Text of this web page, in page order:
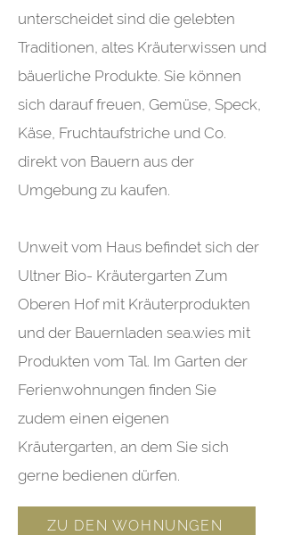
unterscheidet sind die gelebten
Traditionen, altes Kräuterwissen und
bäuerliche Produkte. Sie können
sich darauf freuen, Gemüse, Speck,
Käse, Fruchtaufstriche und Co.
direkt von Bauern aus der
Umgebung zu kaufen.
Unweit vom Haus befindet sich der
Ultner Bio- Kräutergarten Zum
Oberen Hof mit Kräuterprodukten
und der Bauernladen sea.wies mit
Produkten vom Tal. Im Garten der
Ferienwohnungen finden Sie
zudem einen eigenen
Kräutergarten, an dem Sie sich
gerne bedienen dürfen.
ZU DEN WOHNUNGEN